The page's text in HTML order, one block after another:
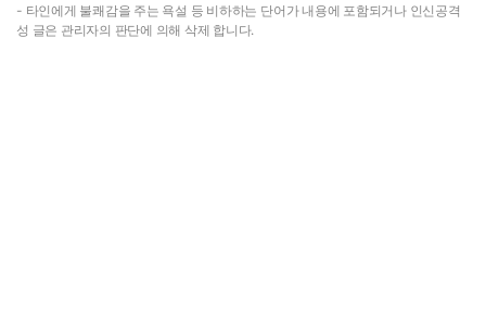
- 타인에게 불쾌감을 주는 욕설 등 비하하는 단어가 내용에 포함되거나 인신공격
성 글은 관리자의 판단에 의해 삭제 합니다.